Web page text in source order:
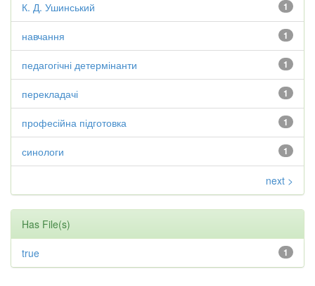
1
К. Д. Ушинський
1
навчання
1
педагогічні детермінанти
1
перекладачі
1
професійна підготовка
1
синологи
next >
Has File(s)
1
true